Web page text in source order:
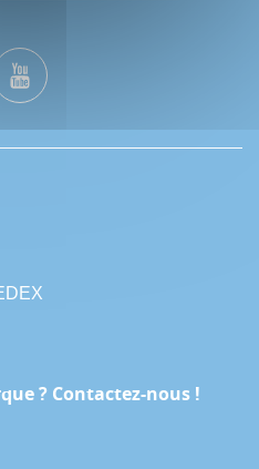
? Contactez-nous !